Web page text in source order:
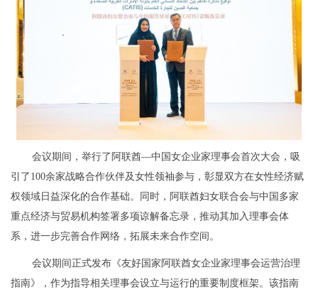
会议期间，举行了阿联酋—中国女企业家理事会首次大会，吸
引了100余家战略合作伙伴及女性领袖参与，彰显双方在女性经济赋
权领域日益深化的合作基础。同时，阿联酋妇女联合会与中国多家
重点经济与贸易机构签署多项谅解备忘录，推动其加入理事会体
系，进一步完善合作网络，拓展未来合作空间。
会议期间正式发布《友好国家阿联酋女企业家理事会运营治理
指南》，作为指导相关理事会设立与运行的重要制度框架。该指南